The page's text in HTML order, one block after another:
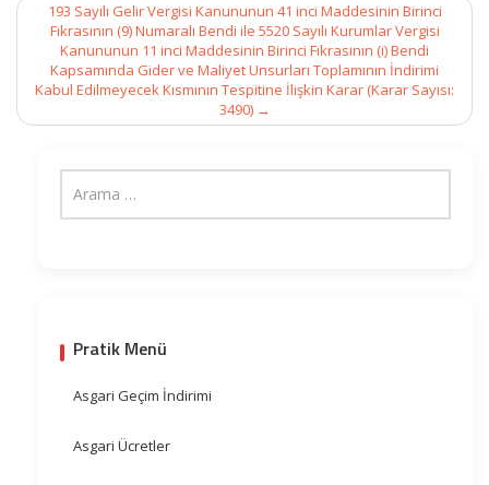
193 Sayılı Gelir Vergisi Kanununun 41 inci Maddesinin Birinci
Fıkrasının (9) Numaralı Bendi ile 5520 Sayılı Kurumlar Vergisi
Kanununun 11 inci Maddesinin Birinci Fıkrasının (i) Bendi
Kapsamında Gider ve Maliyet Unsurları Toplamının İndirimi
Kabul Edilmeyecek Kısmının Tespitine İlişkin Karar (Karar Sayısı:
3490) →
Pratik Menü
Asgari Geçim İndirimi
Asgari Ücretler